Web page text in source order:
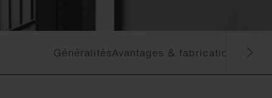
Sustainability
GénéralitésAvantages & fabrications